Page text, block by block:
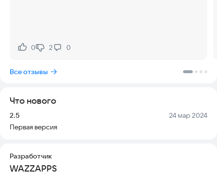
Зарабатывайте деньги и улучшайте студию с оборудованием,
чтобы ваши стримы выглядели круче, чем у конкурентов.
Зарабатывайте и станьте селебрити
миллионы просмотров, став настоящей звездой интернета
и популярным блоггером.
Зарабатывайте много денег с каждого прямого эфира и
Примерьте образ жизни популярного геймера в этом айдл-
кликере — симуляторе ютубера!
Нравится:
0Не нравится:
2 0
Все отзывы
Что нового
Версия:
2.5 Дата:
24 мар 2024
Первая версия
Разработчик
WAZZAPPS